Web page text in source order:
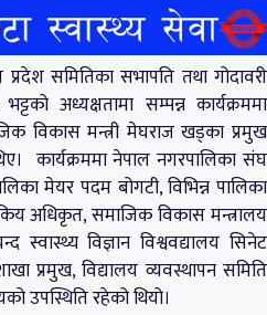
समितिका सभापति तथा गोदावरी
अध्यक्षतामा सम्पन्न कार्यक्रममा
विकास मन्त्री मेघराज खड्का प्रमुख
कार्यक्रममा नेपाल नगरपालिका संघ
मेयर पदम बोगटी, विभिन्न पालिका
अधिकृत, समाजिक विकास मन्त्रालय
विज्ञान विश्ववद्यालय सिनेट
प्रमुख, विद्यालय व्यवस्थापन समिति
उपस्थिति रहेको थियो।